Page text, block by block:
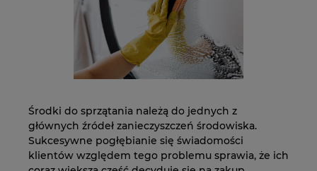
Środki do sprzątania należą do jednych z
głównych źródeł zanieczyszczeń środowiska.
Sukcesywne pogłębianie się świadomości
klientów względem tego problemu sprawia, że ich